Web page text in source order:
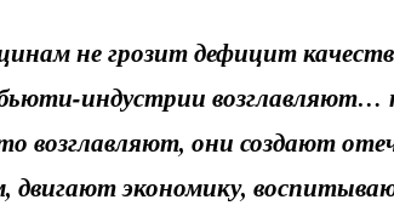
не грозит дефицит
индустрии возглавляют…
возглавляют, они создают
двигают экономику,